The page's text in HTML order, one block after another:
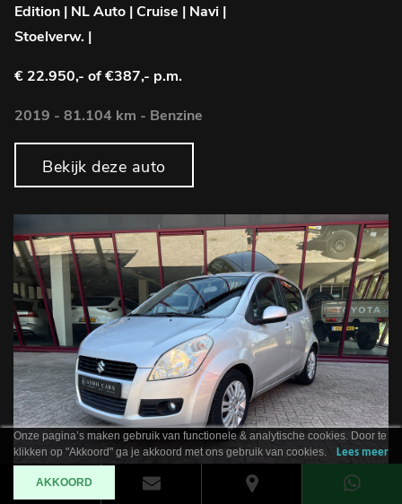
Edition | NL Auto | Cruise | Navi |
Stoelverw. |
€ 22.950,- of €387,- p.m.
2019 - 81.104 km - Benzine
Bekijk deze auto
Onze pagina’s maken gebruik van functionele & analytische cookies. Door te
klikken op "Akkoord" ga je akkoord met ons gebruik van cookies.
Lees meer
AKKOORD